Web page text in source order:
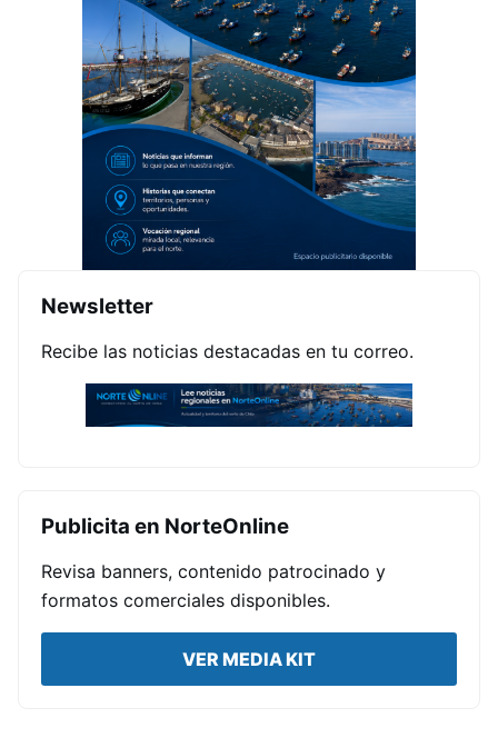
Newsletter
Recibe las noticias destacadas en tu correo.
Publicita en NorteOnline
Revisa banners, contenido patrocinado y
formatos comerciales disponibles.
VER MEDIA KIT